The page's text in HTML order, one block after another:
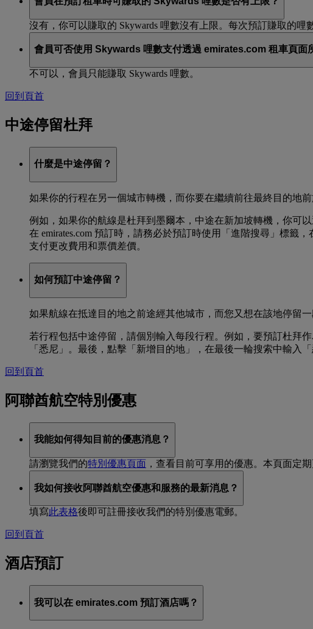
沒有，你可以賺取的 Skywards 哩數沒有上限。每次預訂賺取的哩
會員可否使用 Skywards 哩數支付透過 emirates.com 租車頁面
不可以，會員只能賺取 Skywards 哩數。
回到頁首
中途停留杜拜
什麼是中途停留？
如果你的行程在另一個城市轉機，而你要在繼續前往最終目的地
例如，如果你的航線是杜拜到墨爾本，中途在新加坡轉機，你可
在 emirates.com 預訂時，請務必於預訂時使用「進階搜尋」標籤
支付更改費用和票價差價。
如何預訂中途停留？
如果航線在抵達目的地之前途經其他城市，而您又想在該地停留
若行程包括中途停留，請個別輸入每段行程。例如，要預訂杜拜
「悉尼」。最後，點擊「新增目的地」，在最後一輪搜索中輸入「
回到頁首
阿聯酋航空特別優惠
我能如何得知目前的優惠消息？
請瀏覽我們的特別優惠頁面 ，查看目前可享用的優惠。本頁面定期
我如何接收阿聯酋航空優惠和服務的最新消息？
填寫此表格後即可註冊接收我們的特別優惠電郵。
回到頁首
酒店預訂
我可以在 emirates.com 預訂酒店嗎？